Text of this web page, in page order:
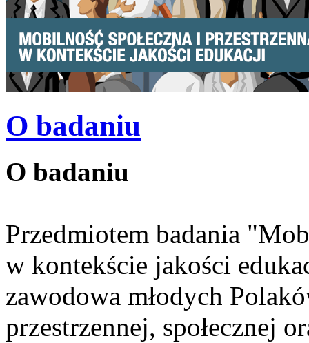
O badaniu
O badaniu
Przedmiotem badania
w kontekście jakości
zawodowa młodych
przestrzennej, społecznej